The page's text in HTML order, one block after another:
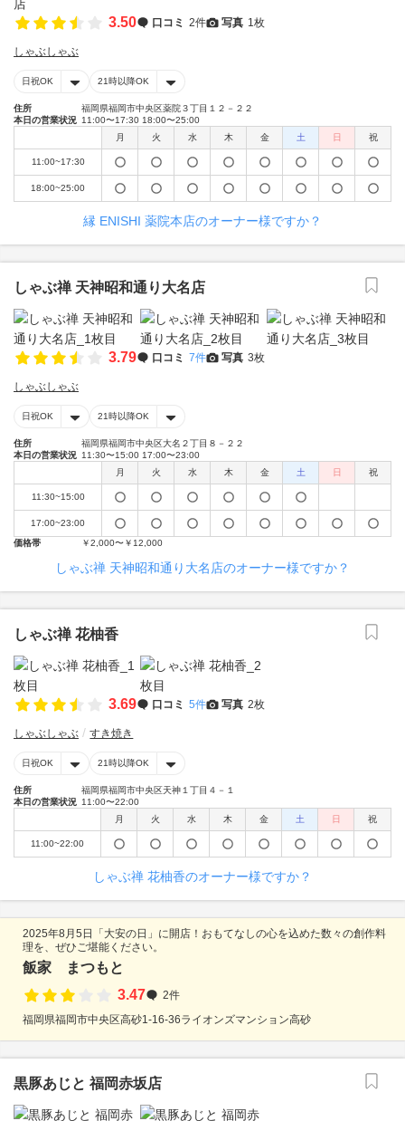
3.50 口コミ 2件 写真 1枚
しゃぶしゃぶ
日祝OK 21時以降OK
住所
福岡県福岡市中央区薬院３丁目１２－２２
本日の営業状況 11:00〜17:30 18:00〜25:00
月
火 水 木 金 土 日 祝
11:00~17:30
18:00~25:00
縁 ENISHI 薬院本店のオーナー様ですか？
しゃぶ禅 天神昭和通り大名店
3.79 口コミ 7件 写真 3枚
しゃぶしゃぶ
日祝OK 21時以降OK
住所
福岡県福岡市中央区大名２丁目８－２２
本日の営業状況 11:30〜15:00 17:00〜23:00
月
火 水 木 金 土 日 祝
11:30~15:00
17:00~23:00
価格帯
￥2,000〜￥12,000
しゃぶ禅 天神昭和通り大名店のオーナー様ですか？
しゃぶ禅 花柚香
3.69 口コミ 5件 写真 2枚
しゃぶしゃぶ すき焼き
日祝OK 21時以降OK
住所
福岡県福岡市中央区天神１丁目４－１
本日の営業状況 11:00〜22:00
月
火 水 木 金 土 日 祝
11:00~22:00
しゃぶ禅 花柚香のオーナー様ですか？
2025年8月5日「大安の日」に開店！おもてなしの心を込めた数々の創作料
理を、ぜひご堪能ください。
飯家 まつもと
3.47
2件
福岡県福岡市中央区高砂1-16-36ライオンズマンション高砂
黒豚あじと 福岡赤坂店